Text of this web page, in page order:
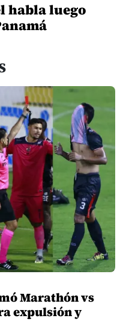
habla luego
Marathón vs
expulsión y